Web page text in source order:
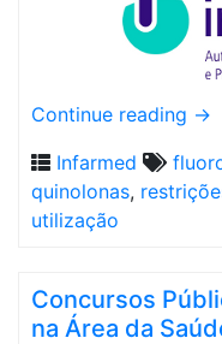
Continue reading →
Infarmed
quinolonas,
utilização
Concursos
na Área da